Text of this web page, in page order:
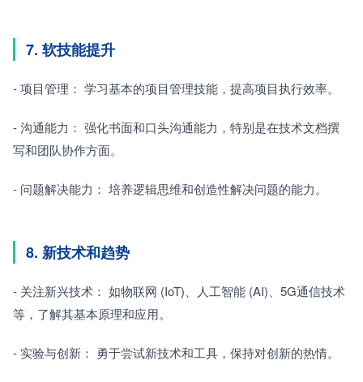
7. 软技能提升
- 项目管理： 学习基本的项目管理技能，提高项目执行效率。
- 沟通能力： 强化书面和口头沟通能力，特别是在技术文档撰
写和团队协作方面。
- 问题解决能力： 培养逻辑思维和创造性解决问题的能力。
8. 新技术和趋势
- 关注新兴技术： 如物联网 (IoT)、人工智能 (AI)、5G通信技术
等，了解其基本原理和应用。
- 实验与创新： 勇于尝试新技术和工具，保持对创新的热情。